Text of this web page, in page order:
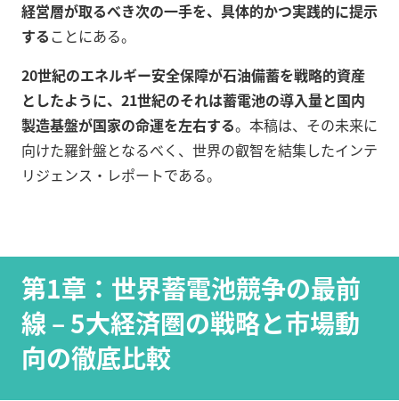
経営層が取るべき次の一手を、具体的かつ実践的に提示
することにある。
20世紀のエネルギー安全保障が石油備蓄を戦略的資産
としたように、21世紀のそれは蓄電池の導入量と国内
製造基盤が国家の命運を左右する。本稿は、その未来に
向けた羅針盤となるべく、世界の叡智を結集したインテ
リジェンス・レポートである。
第1章：世界蓄電池競争の最前
線 – 5大経済圏の戦略と市場動
向の徹底比較